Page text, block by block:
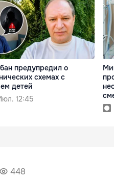
предупредил о
схемах с
детей
12:45
448